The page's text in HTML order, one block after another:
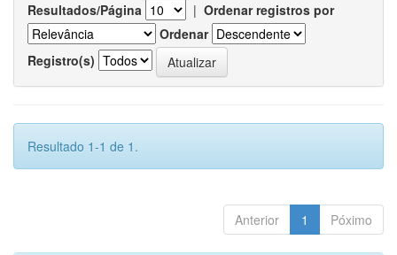
Resultados/Página | Ordenar registros por
Ordenar
Registro(s)
Resultado 1-1 de 1.
Anterior 1 Póximo